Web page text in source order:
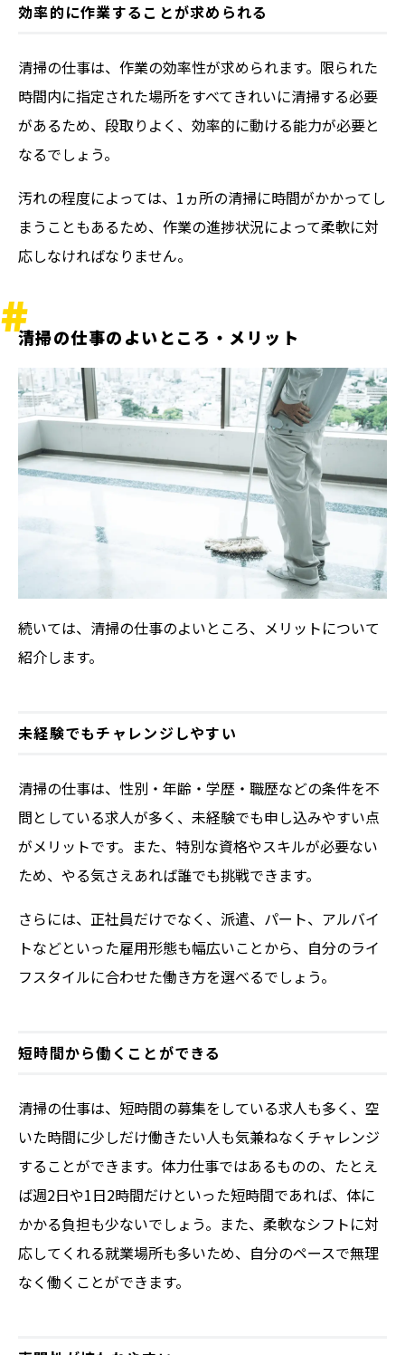
効率的に作業することが求められる
清掃の仕事は、作業の効率性が求められます。限られた
時間内に指定された場所をすべてきれいに清掃する必要
があるため、段取りよく、効率的に動ける能力が必要と
なるでしょう。
汚れの程度によっては、1ヵ所の清掃に時間がかかってし
まうこともあるため、作業の進捗状況によって柔軟に対
応しなければなりません。
清掃の仕事のよいところ・メリット
続いては、清掃の仕事のよいところ、メリットについて
紹介します。
未経験でもチャレンジしやすい
清掃の仕事は、性別・年齢・学歴・職歴などの条件を不
問としている求人が多く、未経験でも申し込みやすい点
がメリットです。また、特別な資格やスキルが必要ない
ため、やる気さえあれば誰でも挑戦できます。
さらには、正社員だけでなく、派遣、パート、アルバイ
トなどといった雇用形態も幅広いことから、自分のライ
フスタイルに合わせた働き方を選べるでしょう。
短時間から働くことができる
清掃の仕事は、短時間の募集をしている求人も多く、空
いた時間に少しだけ働きたい人も気兼ねなくチャレンジ
することができます。体力仕事ではあるものの、たとえ
ば週2日や1日2時間だけといった短時間であれば、体に
かかる負担も少ないでしょう。また、柔軟なシフトに対
応してくれる就業場所も多いため、自分のペースで無理
なく働くことができます。